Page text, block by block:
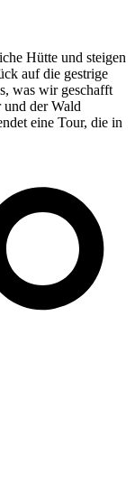
Hütte und steigen
auf die gestrige
was wir geschafft
der Wald
eine Tour, die in